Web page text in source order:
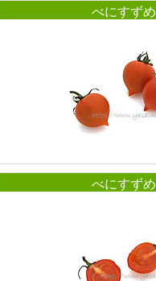
べにすずめ
べにすずめ